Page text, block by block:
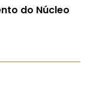
do Núcleo